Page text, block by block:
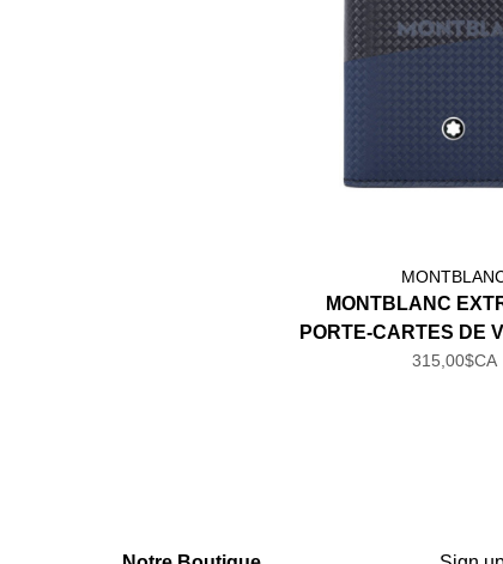
MONTBLANC
PORTE-CARTES DE
POCHETTE
315,00$CA